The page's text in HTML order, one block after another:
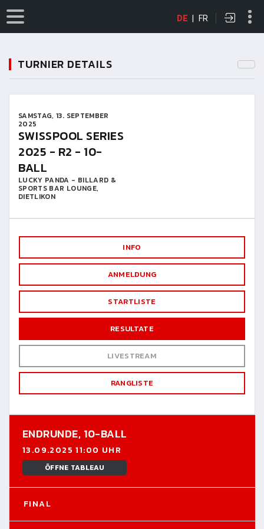
DE | FR
TURNIER DETAILS
SAMSTAG, 13. SEPTEMBER
2025
SWISSPOOL SERIES
2025 - R2 - 10-
BALL
LUCKY PANDA - BILLARD &
SPORTS BAR LOUNGE,
DIETLIKON
INFO
ANMELDUNG
STARTLISTE
RESULTATE
LIVESTREAM
RANGLISTE
ENDRUNDE, 10-BALL
13.09.2025 11:00 UHR
ÖFFNE TABLEAU
FINAL